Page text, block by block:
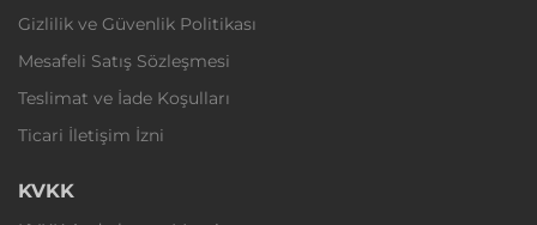
Gizlilik ve Güvenlik Politikası
Mesafeli Satış Sözleşmesi
Teslimat ve İade Koşulları
Ticari İletişim İzni
KVKK